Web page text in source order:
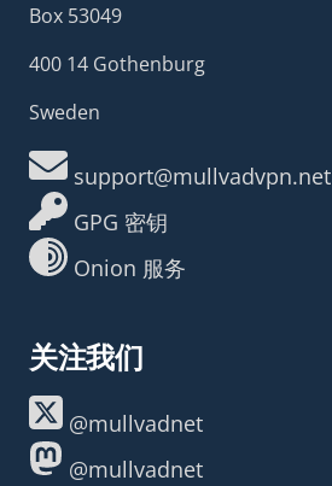
Box 53049
400 14 Gothenburg
Sweden
support@mullvadvpn.net
GPG 密钥
Onion 服务
关注我们
@mullvadnet
@mullvadnet